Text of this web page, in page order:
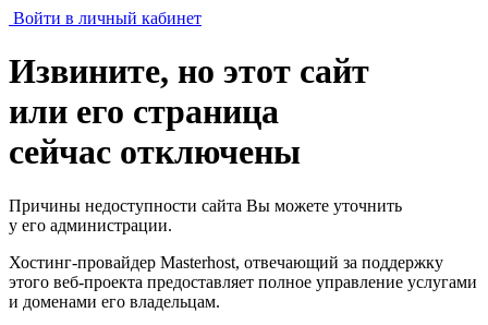
Войти в личный кабинет
Извините, но этот сайт
или его страница
сейчас отключены
Причины недоступности сайта Вы можете уточнить
у его администрации.
Хостинг-провайдер Masterhost, отвечающий за поддержку
этого веб-проекта предоставляет полное управление услугами
и доменами его владельцам.